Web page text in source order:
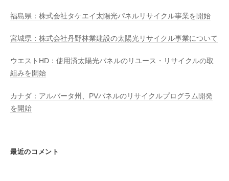
福島県：株式会社タケエイ太陽光パネルリサイクル事業を開始
宮城県：株式会社丹野林業建設の太陽光リサイクル事業について
ウエストHD：使用済太陽光パネルのリユース・リサイクルの取
組みを開始
カナダ：アルバータ州、PVパネルのリサイクルプログラム開発
を開始
最近のコメント